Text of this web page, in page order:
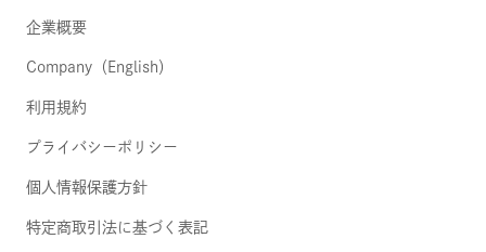
企業概要
Company（English）
利用規約
プライバシーポリシー
個人情報保護方針
特定商取引法に基づく表記